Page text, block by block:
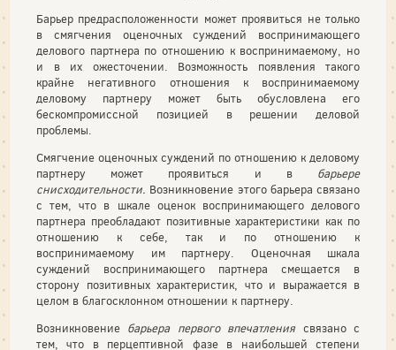
Барьер предрасположенности может проявиться не только
в смягчения оценочных суждений воспринимающего
делового партнера по отношению к воспринимаемому, но
и в их ожесточении. Возможность появления такого
крайне негативного отношения к воспринимаемому
деловому партнеру может быть обусловлена его
бескомпромиссной позицией в решении деловой
проблемы.
Смягчение оценочных суждений по отношению к деловому
партнеру может проявиться и в барьере
снисходительности. Возникновение этого барьера связано
с тем, что в шкале оценок воспринимающего делового
партнера преобладают позитивные характеристики как по
отношению к себе, так и по отношению к
воспринимаемому им партнеру. Оценочная шкала
суждений воспринимающего партнера смещается в
сторону позитивных характеристик, что и выражается в
целом в благосклонном отношении к партнеру.
Возникновение барьера первого впечатления связано с
тем, что в перцептивной фазе в наибольшей степени